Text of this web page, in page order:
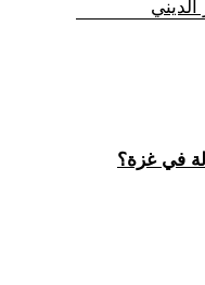
الديني